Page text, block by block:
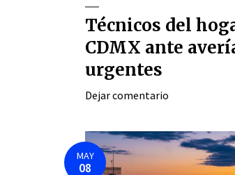
Técnicos del
CDMX ante
urgentes
Dejar comentario
MAY
08